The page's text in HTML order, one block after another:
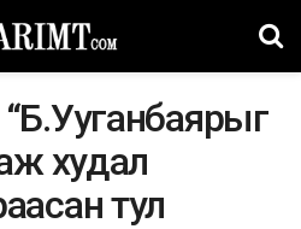
худал
тул